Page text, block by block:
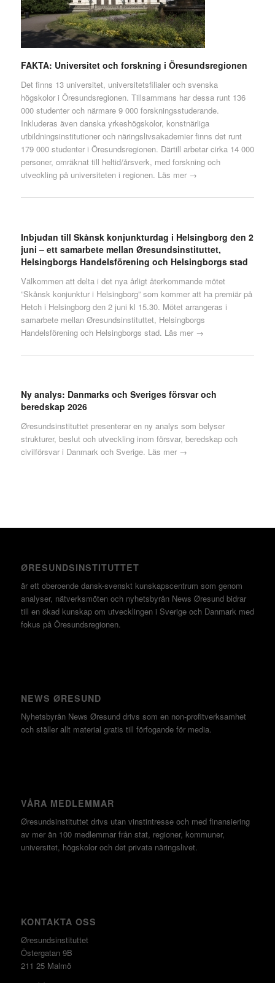
FAKTA: Universitet och forskning i Öresundsregionen
Det finns 13 universitet, universitetsfilialer och svenska
högskolor i Öresundsregionen. Tillsammans har dessa runt 136
000 studenter och närmare 9 000 forskningsstuderande.
Inkluderas även danska yrkeshögskolor, konstnärliga
utbildningsinstitutioner och näringslivsakademier finns det runt
179 000 studenter i Öresundsregionen. Därtill arbetar cirka 14 000
personer, omräknat till heltid/årsverk, med forskning och
utveckling på universiteten i regionen. Läs mer →
Inbjudan till Skånsk konjunkturdag i Helsingborg den 2
juni – ett samarbete mellan Øresundsinstituttet,
Helsingborgs Handelsförening och Helsingborgs stad
Välkommen att delta i det nya årligt återkommande mötet
”Skånsk konjunktur i Helsingborg” som kommer att ha premiär på
Hetch i Helsingborg den 2 juni kl 15.30. Mötet arrangeras i
samarbete mellan Øresundsinstituttet, Helsingborgs
Handelsförening och Helsingborgs stad. Läs mer →
Ny analys: Danmarks och Sveriges försvar och
beredskap 2026
Øresundsinstituttet presenterar en ny analys som belyser
strukturer, beslut och utveckling inom försvar, beredskap och
civilförsvar i Danmark och Sverige. Läs mer →
ØRESUNDSINSTITUTTET
är ett oberoende dansk-svenskt kunskapscentrum som genom
analyser, nätverksmöten och nyhetsbyrån News Øresund bidrar
till en ökad kunskap om utvecklingen i Sverige och Danmark med
fokus på Öresundsregionen.
NEWS ØRESUND
Nyhetsbyrån News Øresund drivs som en non-profitverksamhet
och ställer allt material gratis till förfogande för media.
VÅRA MEDLEMMAR
Øresundsinstituttet drivs utan vinst­intresse och med finansiering
av mer än 100 medlemmar från stat, regioner, kommuner,
universitet, högskolor och det privata näringslivet.
KONTAKTA OSS
Øresundsinstituttet
Östergatan 9B
211 25 Malmö